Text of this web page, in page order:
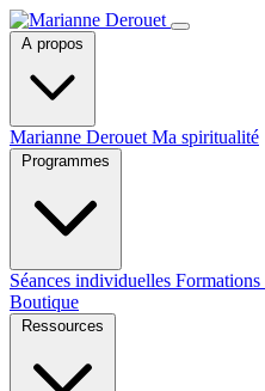
Marianne Derouet Ma spiritualité
Séances individuelles Formations
Boutique